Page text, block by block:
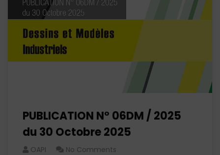
PUBLICATION N° 06DM / 2025
du 30 Octobre 2025
OAPI No Comments